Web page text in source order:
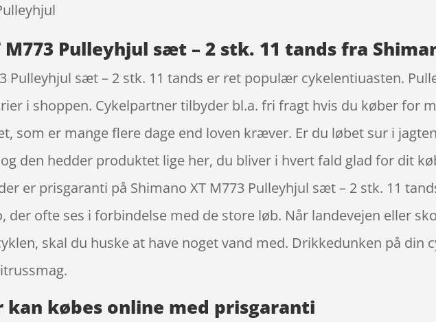
M773 Pulleyhjul sæt – 2 stk. 11 tands fra
Pulleyhjul sæt – 2 stk. 11 tands er ret populær cykelentiuasten.
i shoppen. Cykelpartner tilbyder bl.a. fri fragt hvis du køber for
som er mange flere dage end loven kræver. Er du løbet sur i
den hedder produktet lige her, du bliver i hvert fald glad for dit
er prisgaranti på Shimano XT M773 Pulleyhjul sæt – 2 stk. 11
der ofte ses i forbindelse med de store løb. Når landevejen eller
skal du huske at have noget vand med. Drikkedunken på din
kan købes online med prisgaranti